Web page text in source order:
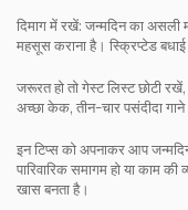
दिमाग में रखें: जन्मदिन का
महसूस कराना है। स्क्रिप्टेड बधाई
जरूरत हो तो गेस्ट लिस्ट छोटी
अच्छा केक, तीन-चार पसंदीदा
इन टिप्स को अपनाकर आप
पारिवारिक समागम हो या काम
खास बनता है।